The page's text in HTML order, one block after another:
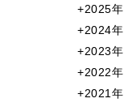
2025年
2024年
2023年
2022年
2021年